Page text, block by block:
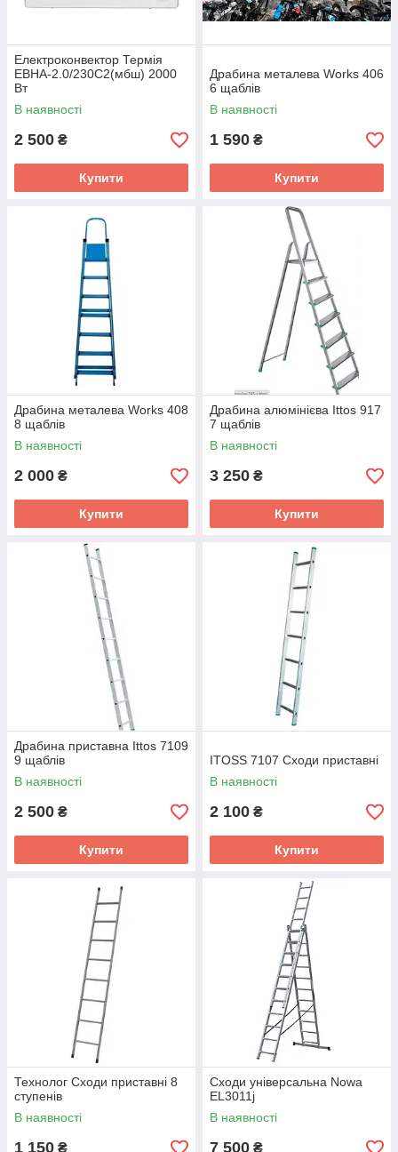
Електроконвектор Термія
ЕВНА-2.0/230С2(мбш) 2000
Вт
В наявності
2 500 ₴
Купити
Драбина металева Works 406
6 щаблів
В наявності
1 590 ₴
Купити
Драбина металева Works 408
8 щаблів
В наявності
2 000 ₴
Купити
Драбина алюмінієва Ittos 917
7 щаблів
В наявності
3 250 ₴
Купити
Драбина приставна Ittos 7109
9 щаблів
В наявності
2 500 ₴
Купити
ITOSS 7107 Сходи приставні
В наявності
2 100 ₴
Купити
Технолог Сходи приставні 8
ступенів
В наявності
1 150 ₴
Сходи універсальна Nowa
EL3011j
В наявності
7 500 ₴